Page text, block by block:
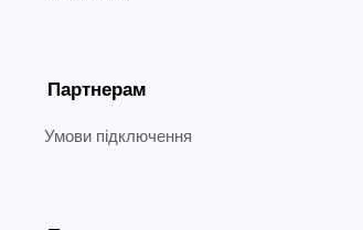
Партнерам
Умови підключення